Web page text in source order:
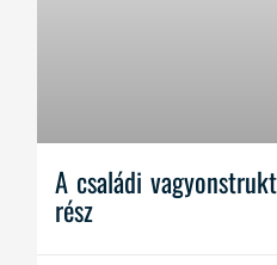
A családi
rész